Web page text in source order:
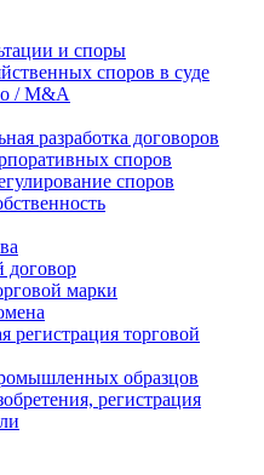
и споры
споров в суде
/ M&A
разработка договоров
споров
споров
марки
регистрация торговой
образцов
регистрация